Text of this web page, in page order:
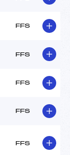
FFS
FFS
FFS
FFS
FFS